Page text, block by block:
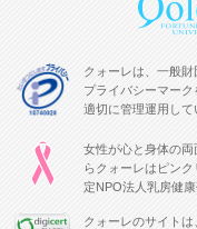
クォーレは、一般
プライバシーマー
適切に管理運用して
女性が心と身体の
らクォーレはピン
定NPO法人乳房健
クォーレのサイト